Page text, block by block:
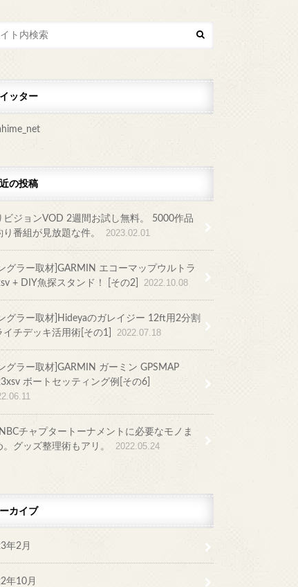
ッター
の投稿
ビジョンVOD 2週間お試し無料。 5000作品
り番組が見放題な件。
2023.02.01
グラー取材]GARMIN エコーマップウルトラ
+ DIY魚探スタンド！ [その2]
2022.10.08
グラー取材]Hideyaのガレイジー 12ft用2分割
イチデッキ活用術[その1]
2022.07.18
グラー取材]GARMIN ガーミン GPSMAP
ボートセッティング例[その6]
チャプタートーナメントに必要なモノま
。グッズ整理術もアリ。
2022.05.24
カイブ
年2月
年10月